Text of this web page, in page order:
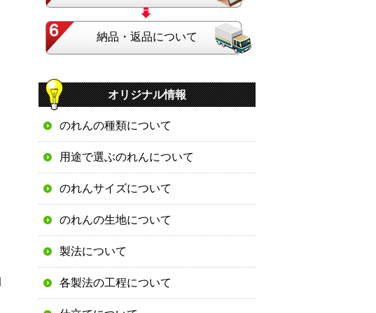
納品・返品について
オリジナル情報
のれんの種類について
用途で選ぶのれんについて
のれんサイズについて
のれんの生地について
製法について
各製法の工程について